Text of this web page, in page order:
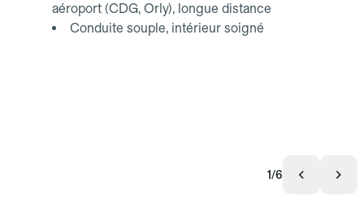
aéroport (CDG, Orly), longue distance
Conduite souple, intérieur soigné
1/6